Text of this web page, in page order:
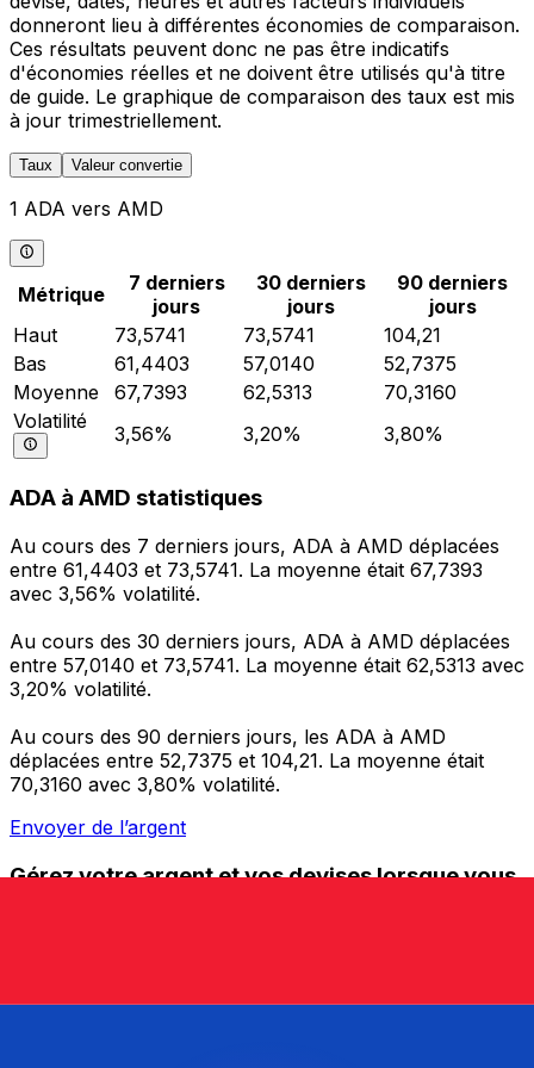
donneront lieu à différentes économies de comparaison.
Ces résultats peuvent donc ne pas être indicatifs
d'économies réelles et ne doivent être utilisés qu'à titre
de guide. Le graphique de comparaison des taux est mis
à jour trimestriellement.
Taux Valeur convertie
1 ADA vers AMD
Métrique
7 derniers
jours
30 derniers
jours
90 derniers
jours
Haut
73,5741 73,5741
104,21
Bas
61,4403 57,0140
52,7375
Moyenne
67,7393 62,5313
70,3160
Volatilité
3,56% 3,20% 3,80%
ADA à AMD statistiques
Au cours des 7 derniers jours, ADA à AMD déplacées
entre 61,4403 et 73,5741. La moyenne était 67,7393
avec 3,56% volatilité.
Au cours des 30 derniers jours, ADA à AMD déplacées
entre 57,0140 et 73,5741. La moyenne était 62,5313 avec
3,20% volatilité.
Au cours des 90 derniers jours, les ADA à AMD
déplacées entre 52,7375 et 104,21. La moyenne était
70,3160 avec 3,80% volatilité.
Envoyer de l’argent
Gérez votre argent et vos devises lorsque vous
et la gestion de vos devises. Convertissez des devises,